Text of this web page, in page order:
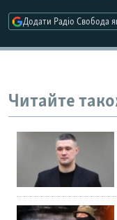
Додати Радіо Свобода
Читайте